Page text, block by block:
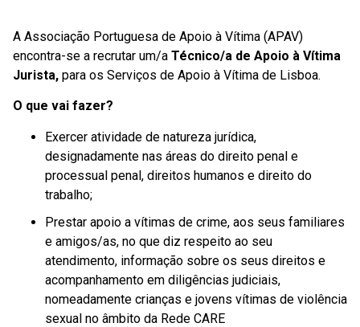
A Associação Portuguesa de Apoio à Vítima (APAV)
encontra-se a recrutar um/a Técnico/a de Apoio à Vítima
Jurista, para os Serviços de Apoio à Vítima de Lisboa.
O que vai fazer?
Exercer atividade de natureza jurídica,
designadamente nas áreas do direito penal e
processual penal, direitos humanos e direito do
trabalho;
Prestar apoio a vítimas de crime, aos seus familiares
e amigos/as, no que diz respeito ao seu
atendimento, informação sobre os seus direitos e
acompanhamento em diligências judiciais,
nomeadamente crianças e jovens vítimas de violência
sexual no âmbito da Rede CARE